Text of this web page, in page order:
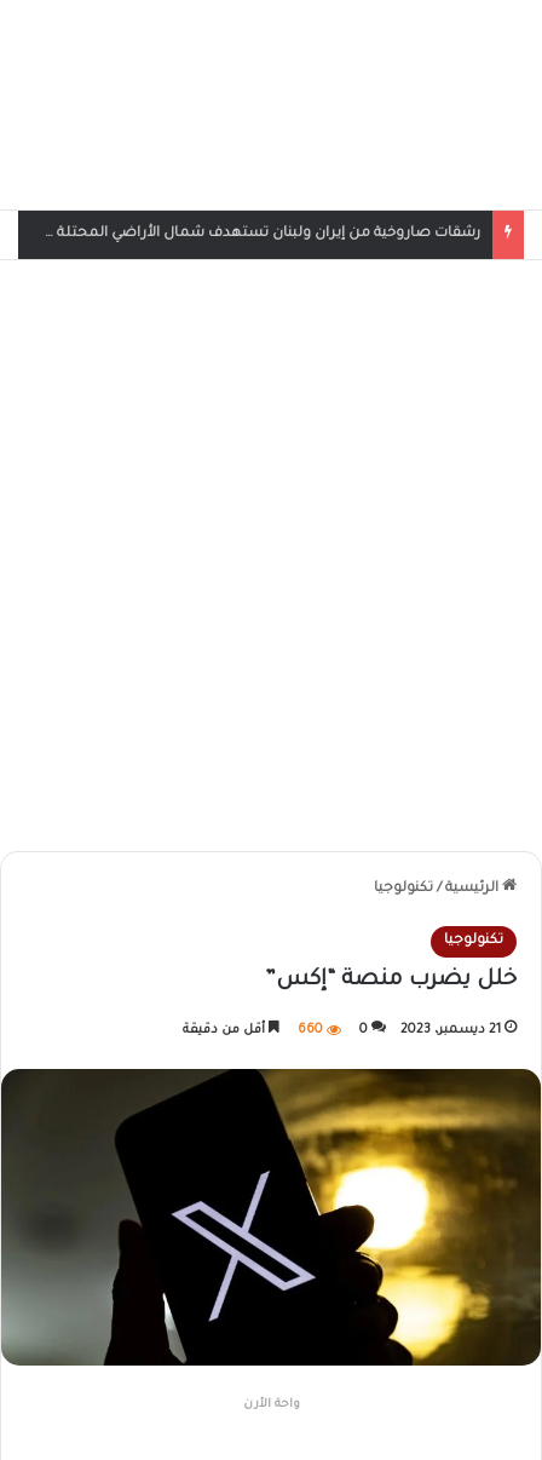
بث مباشر مباراة الأردن والإمارات في كأس العرب 2025
الرئيسية / تكنولوجيا
تكنولوجيا
خلل يضرب منصة “إكس”
21 ديسمبر، 2023 0
660 أقل من دقيقة
واحة الأرن